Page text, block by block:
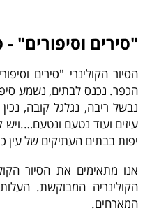
"סירים וסיפורים" -
הסיור הקולינרי "סירים
הכפר. נכנס לבתים, נשמע
נבשל ריבה, נגלגל קובה,
עיזים ועוד נטעם
יפות בבתים העתיקים של עין
אנו מתאימים את הסיור
הקולינריה המבוקשת.
המארחים.